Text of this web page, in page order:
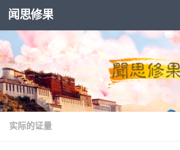
Skip to content
闻思修果
实际的证量